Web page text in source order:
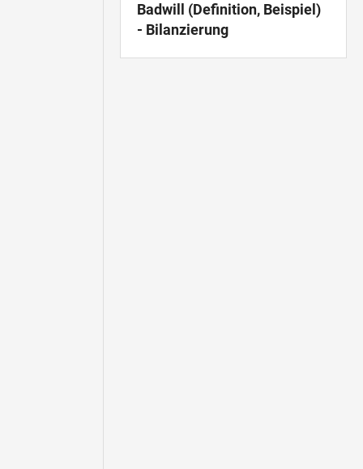
Badwill (Definition, Beispiel)
- Bilanzierung